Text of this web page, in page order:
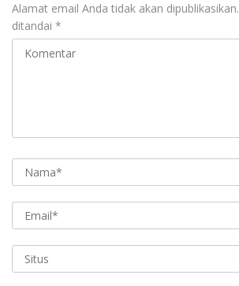
Alamat email Anda tidak akan dipublikasikan.
ditandai *